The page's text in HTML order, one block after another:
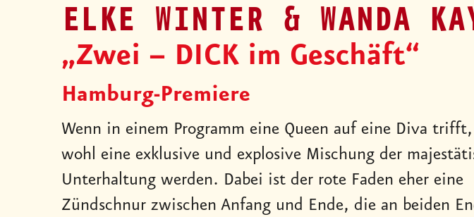
ELKE WINTER & WANDA
„Zwei – DICK im Geschäft“
Hamburg-Premiere
Wenn in einem Programm eine Queen auf eine Diva trifft,
wohl eine exklusive und explosive Mischung der
Unterhaltung werden. Dabei ist der rote Faden eher eine
Zündschnur zwischen Anfang und Ende, die an beiden